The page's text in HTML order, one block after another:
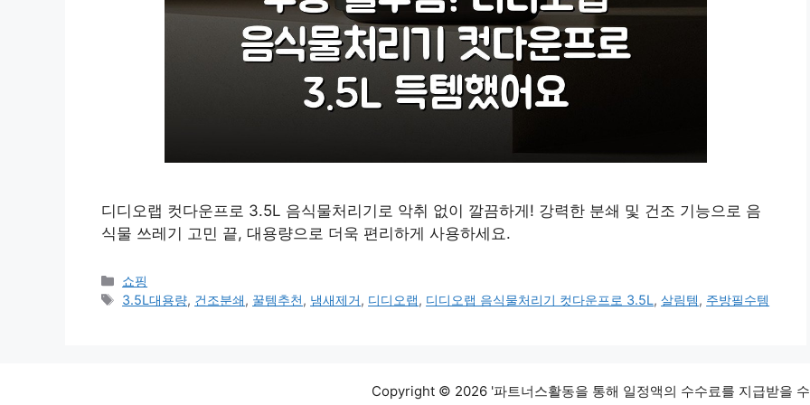
디디오랩 컷다운프로 3.5L 음식물처리기로 악취 없이 깔끔하게! 강력한 분쇄 및 건조 기능으로 음
식물 쓰레기 고민 끝, 대용량으로 더욱 편리하게 사용하세요.
카
테
쇼핑
태
3.5L대용량, 건조분쇄, 꿀템추천, 냄새제거, 디디오랩, 디디오랩 음식물처리기 컷다운프로 3.5L,살림템, 주방필수템
Copyright © 2026 '파트너스활동을 통해 일정액의 수수료를 지급받을